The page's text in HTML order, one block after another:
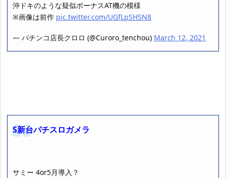
沖ドキのような疑似ボーナスAT機の模様
※画像は前作 pic.twitter.com/UGfLpSHSN8
— パチンコ店長クロロ (@Curoro_tenchou) March 12, 2021
S新台パチスロガメラ
サミー 4or5月導入？